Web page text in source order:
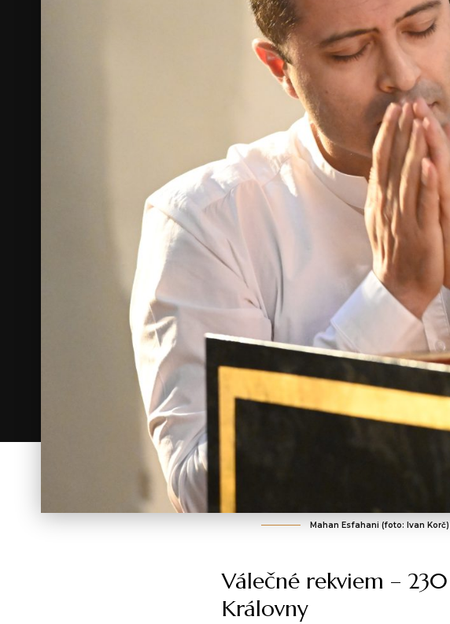
Mahan Esfahani (foto: Ivan Korč)
Válečné rekviem –
Královny